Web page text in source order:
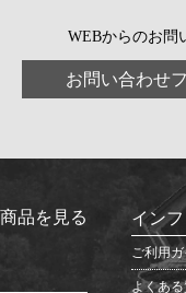
WEBからのお問
お問い合わせ
品を見る イン
ご利用
よくある